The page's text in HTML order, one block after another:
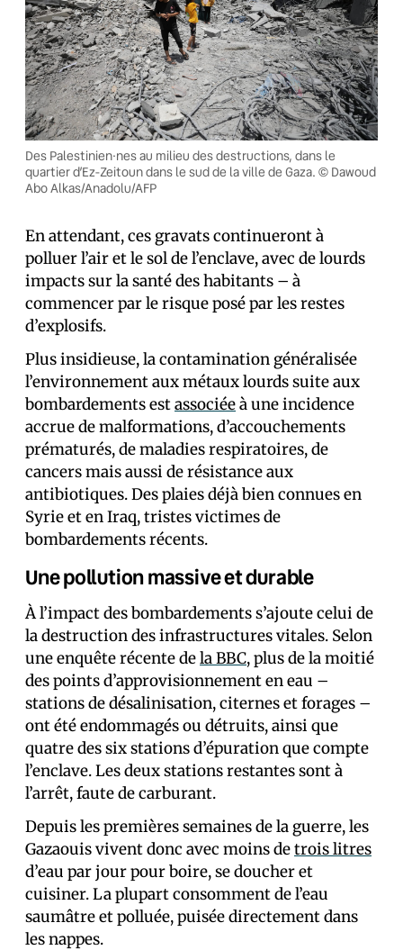
Des Palestinien·nes au milieu des destructions, dans le
quartier d’Ez-Zeitoun dans le sud de la ville de Gaza. © Dawoud
Abo Alkas/Anadolu/AFP
En attendant, ces gravats continueront à
polluer l’air et le sol de l’enclave, avec de lourds
impacts sur la santé des habitants – à
commencer par le risque posé par les restes
d’explosifs.
Plus insidieuse, la contamination généralisée
l’environnement aux métaux lourds suite aux
bombardements estassociéeà une incidence
accrue de malformations, d’accouchements
prématurés, de maladies respiratoires, de
cancers mais aussi de résistance aux
antibiotiques. Des plaies déjà bien connues en
Syrie et en Iraq, tristes victimes de
bombardements récents.
Une pollution massive et durable
À l’impact des bombardements s’ajoute celui de
la destruction des infrastructures vitales. Selon
une enquête récente dela BBC, plus de la moitié
des points d’approvisionnement en eau –
stations de désalinisation, citernes et forages –
ont été endommagés ou détruits, ainsi que
quatre des six stations d’épuration que compte
l’enclave. Les deux stations restantes sont à
l’arrêt, faute de carburant.
Depuis les premières semaines de la guerre, les
Gazaouis vivent donc avec moins detrois litres
d’eau par jour pour boire, se doucher et
cuisiner. La plupart consomment de l’eau
saumâtre et polluée, puisée directement dans
les nappes.